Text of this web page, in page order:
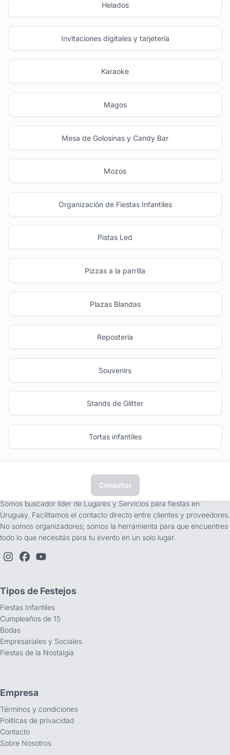
Helados
Invitaciones digitales y tarjetería
Karaoke
Magos
Mesa de Golosinas y Candy Bar
Mozos
Organización de Fiestas Infantiles
Pistas Led
Pizzas a la parrilla
Plazas Blandas
Repostería
Souvenirs
Stands de Glitter
Tortas infantiles
Consultar
Somos buscador líder de Lugares y Servicios para fiestas en
Uruguay. Facilitamos el contacto directo entre clientes y proveedores.
No somos organizadores; somos la herramienta para que encuentres
todo lo que necesitás para tu evento en un solo lugar.
Tipos de Festejos
Fiestas Infantiles
Cumpleaños de 15
Bodas
Empresariales y Sociales
Fiestas de la Nostalgia
Empresa
Términos y condiciones
Políticas de privacidad
Contacto
Sobre Nosotros